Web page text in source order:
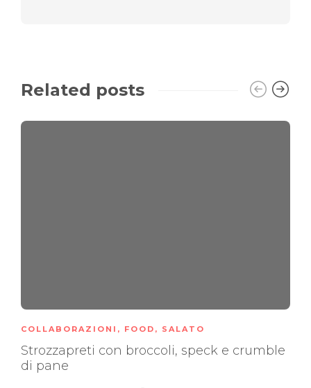
Related posts
COLLABORAZIONI , FOOD , SALATO
Strozzapreti con broccoli, speck e crumble
di pane